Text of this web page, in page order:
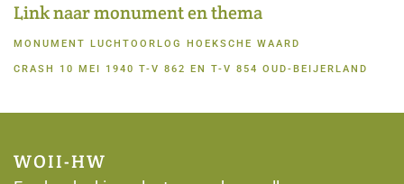
Link naar monument en thema
MONUMENT LUCHTOORLOG HOEKSCHE WAARD
CRASH 10 MEI 1940 T-V 862 EN T-V 854 OUD-BEIJERLAND
WOII-HW